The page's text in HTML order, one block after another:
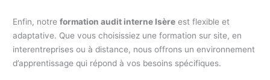
Enfin, notreformation audit interne Isère est flexible et
adaptative. Que vous choisissiez une formation sur site, en
interentreprises ou à distance, nous offrons un environnement
d’apprentissage qui répond à vos besoins spécifiques.